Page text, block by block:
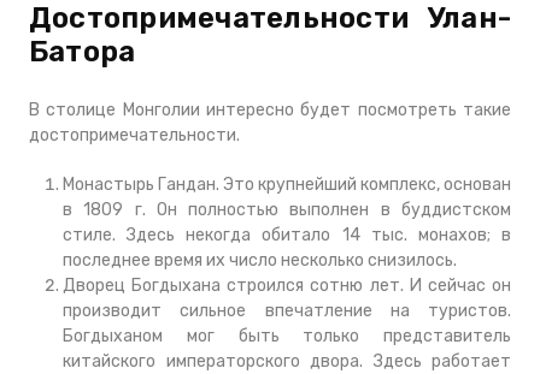
Достопримечательности Улан-
Батора
В столице Монголии интересно будет посмотреть такие
достопримечательности.
Монастырь Гандан. Это крупнейший комплекс, основан
в 1809 г. Он полностью выполнен в буддистском
стиле. Здесь некогда обитало 14 тыс. монахов; в
последнее время их число несколько снизилось.
Дворец Богдыхана строился сотню лет. И сейчас он
производит сильное впечатление на туристов.
Богдыханом мог быть только представитель
китайского императорского двора. Здесь работает